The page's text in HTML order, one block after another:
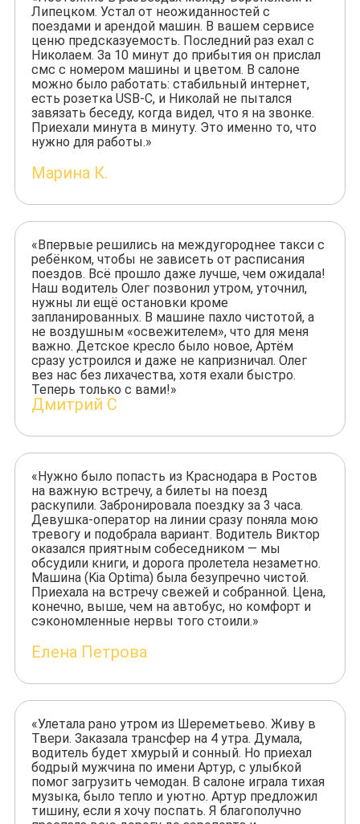
Липецком. Устал от неожиданностей с
поездами и арендой машин. В вашем сервисе
ценю предсказуемость. Последний раз ехал с
Николаем. За 10 минут до прибытия он прислал
смс с номером машины и цветом. В салоне
можно было работать: стабильный интернет,
есть розетка USB-C, и Николай не пытался
завязать беседу, когда видел, что я на звонке.
Приехали минута в минуту. Это именно то, что
нужно для работы.»
Марина К.
«Впервые решились на междугороднее такси с
ребёнком, чтобы не зависеть от расписания
поездов. Всё прошло даже лучше, чем ожидала!
Наш водитель Олег позвонил утром, уточнил,
нужны ли ещё остановки кроме
запланированных. В машине пахло чистотой, а
не воздушным «освежителем», что для меня
важно. Детское кресло было новое, Артём
сразу устроился и даже не капризничал. Олег
вез нас без лихачества, хотя ехали быстро.
Теперь только с вами!»
Дмитрий С
«Нужно было попасть из Краснодара в Ростов
на важную встречу, а билеты на поезд
раскупили. Забронировала поездку за 3 часа.
Девушка-оператор на линии сразу поняла мою
тревогу и подобрала вариант. Водитель Виктор
оказался приятным собеседником — мы
обсудили книги, и дорога пролетела незаметно.
Машина (Kia Optima) была безупречно чистой.
Приехала на встречу свежей и собранной. Цена,
конечно, выше, чем на автобус, но комфорт и
сэкономленные нервы того стоили.»
Елена Петрова
«Улетала рано утром из Шереметьево. Живу в
Твери. Заказала трансфер на 4 утра. Думала,
водитель будет хмурый и сонный. Но приехал
бодрый мужчина по имени Артур, с улыбкой
помог загрузить чемодан. В салоне играла тихая
музыка, было тепло и уютно. Артур предложил
тишину, если я хочу поспать. Я благополучно